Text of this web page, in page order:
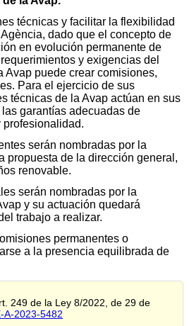
técnicas y facilitar la flexibilidad
dado que el concepto de
en evolución permanente de
y exigencias del
Avap puede crear comisiones,
Para el ejercicio de sus
técnicas de la Avap actúan en sus
garantías adecuadas de
serán nombradas por la
propuesta de la dirección general,
renovable.
serán nombradas por la
y su actuación quedará
trabajo a realizar.
permanentes o
a la presencia equilibrada de
249 de la Ley 8/2022, de 29 de
A-2023-5482